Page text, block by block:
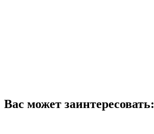
Вас может заинтересовать: